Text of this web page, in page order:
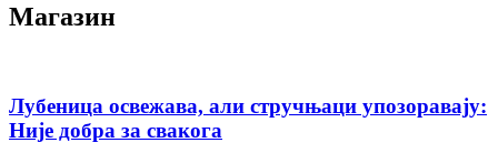
Магазин
Лубеница освежава, али стручњаци упозоравају:
Није добра за свакога